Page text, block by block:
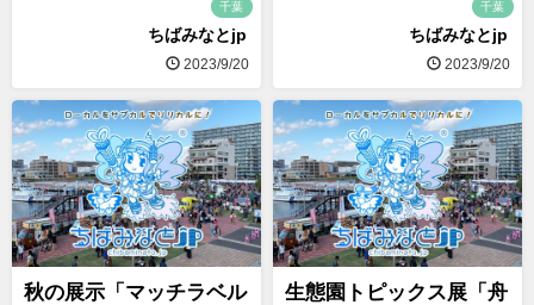
千葉
ちばみなとjp
2023/9/20
千葉
ちばみなとjp
2023/9/20
秋の展示「マッチラベル
生態園トピックス展「舟